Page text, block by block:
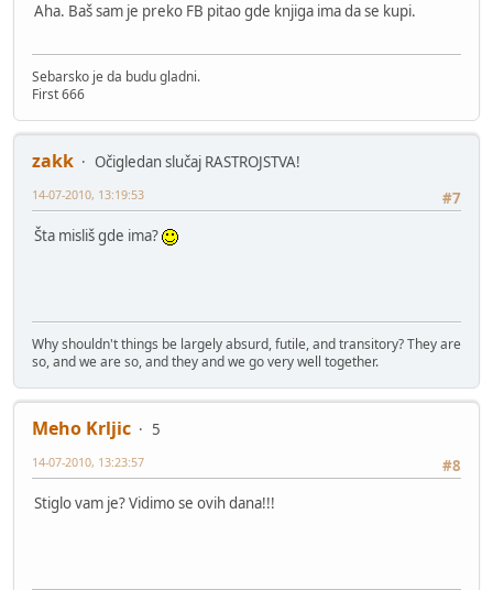
Aha. Baš sam je preko FB pitao gde knjiga ima da se kupi.
Sebarsko je da budu gladni.
First 666
zakk
Očigledan slučaj RASTROJSTVA!
#7
14-07-2010, 13:19:53
Šta misliš gde ima?
Why shouldn't things be largely absurd, futile, and transitory? They are
so, and we are so, and they and we go very well together.
Meho Krljic
5
#8
14-07-2010, 13:23:57
Stiglo vam je? Vidimo se ovih dana!!!